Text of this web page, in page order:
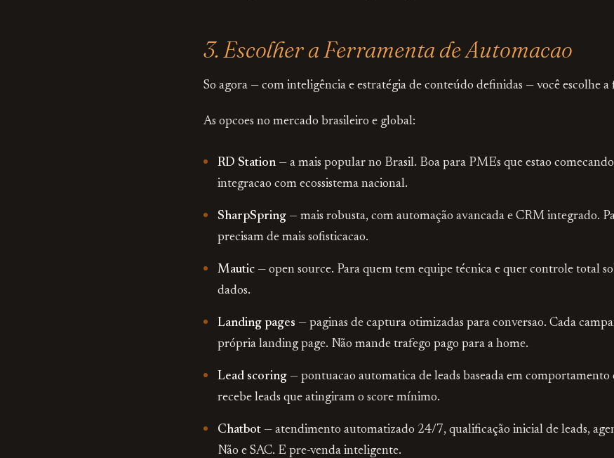
3. Escolher a Ferramenta de Automacao
So agora — com inteligência e estratégia de conteúdo definidas — você escolhe a
As opcoes no mercado brasileiro e global:
RD Station— a mais popular no Brasil. Boa para PMEs que estao
integracao com ecossistema nacional.
SharpSpring — mais robusta, com automação avancada e CRM integrado.
precisam de mais sofisticacao.
Mautic — open source. Para quem tem equipe técnica e quer controle total
dados.
Landing pages — paginas de captura otimizadas para conversao. Cada
própria landing page. Não mande trafego pago para a home.
Lead scoring — pontuacao automatica de leads baseada em
recebe leads que atingiram o score mínimo.
Chatbot — atendimento automatizado 24/7, qualificação inicial de leads,
Não e SAC. E pre-venda inteligente.